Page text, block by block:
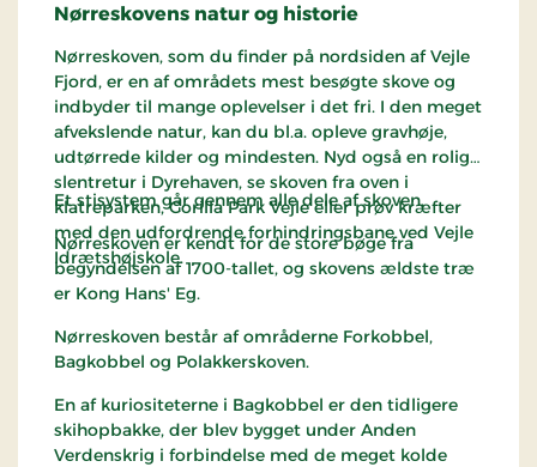
Nørreskovens natur og historie
Nørreskoven, som du finder på nordsiden af Vejle
Fjord, er en af områdets mest besøgte skove og
indbyder til mange oplevelser i det fri. I den meget
afvekslende natur, kan du bl.a. opleve gravhøje,
udtørrede kilder og mindesten. Nyd også en rolig
slentretur i Dyrehaven, se skoven fra oven i
klatreparken, Gorilla Park Vejle eller prøv kræfter
med den udfordrende forhindringsbane ved Vejle
Idrætshøjskole.
Et stisystem går gennem alle dele af skoven.
Nørreskoven er kendt for de store bøge fra
begyndelsen af 1700-tallet, og skovens ældste træ
er Kong Hans' Eg.
Nørreskoven består af områderne Forkobbel,
Bagkobbel og Polakkerskoven.
En af kuriositeterne i Bagkobbel er den tidligere
skihopbakke, der blev bygget under Anden
Verdenskrig i forbindelse med de meget kolde